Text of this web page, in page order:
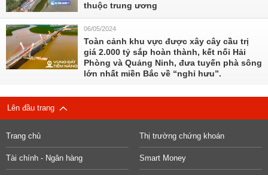
thuộc trung ương
06/05/2024
Toàn cảnh khu vực được xây cây cầu trị
giá 2.000 tỷ sắp hoàn thành, kết nối Hải
Phòng và Quảng Ninh, đưa tuyến phà sông
lớn nhất miền Bắc về “nghỉ hưu”.
Lên đầu trang
Trang chủ Thị trường chứng khoán
Tài chính - Ngân hàng Smart Money